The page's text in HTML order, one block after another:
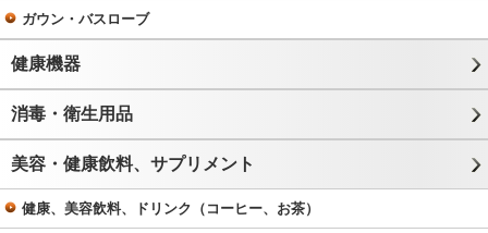
ガウン・バスローブ
健康機器
消毒・衛生用品
美容・健康飲料、サプリメント
健康、美容飲料、ドリンク（コーヒー、お茶）